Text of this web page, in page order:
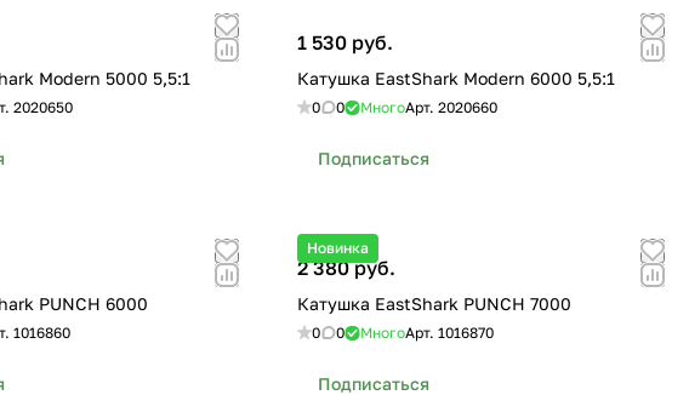
Modern 5000 5,5:1
2020650
1 530 руб.
Катушка EastShark Modern 6000 5,5:1
0 0 МногоАрт.2020660
Подписаться
PUNCH 6000
1016860
Новинка
2 380 руб.
Катушка EastShark PUNCH 7000
0 0 МногоАрт.1016870
Подписаться